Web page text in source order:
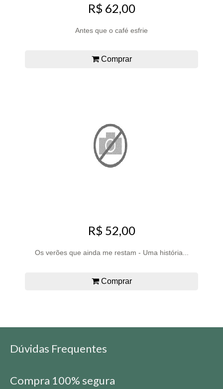
R$ 62,00
Antes que o café esfrie
Comprar
R$ 52,00
Os verões que ainda me restam - Uma história...
Comprar
Dúvidas Frequentes
Compra 100% segura